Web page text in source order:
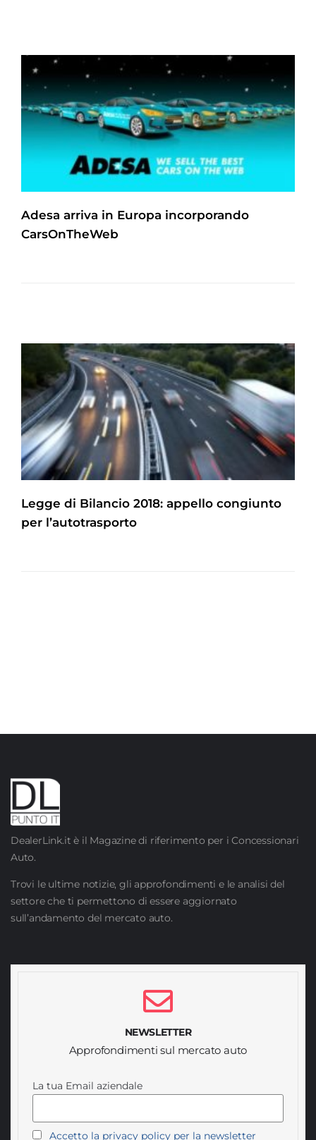
Adesa arriva in Europa incorporando
CarsOnTheWeb
Legge di Bilancio 2018: appello congiunto
per l’autotrasporto
DealerLink.it è il Magazine di riferimento per i Concessionari
Auto.
Trovi le ultime notizie, gli approfondimenti e le analisi del
settore che ti permettono di essere aggiornato
sull’andamento del mercato auto.
NEWSLETTER
Approfondimenti sul mercato auto
La tua Email aziendale
Accetto la privacy policy per la newsletter